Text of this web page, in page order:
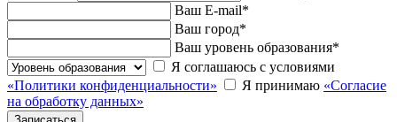
Ваш E-mail*
Ваш город*
Ваш уровень образования*
Я соглашаюсь с условиями
«Политики конфиденциальности»
Я принимаю «Согласие
на обработку данных»